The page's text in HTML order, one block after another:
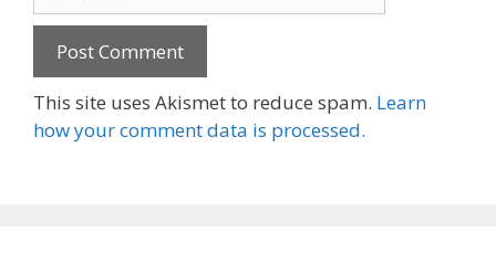
This site uses Akismet to reduce spam. Learn
how your comment data is processed.